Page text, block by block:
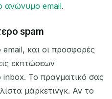
email...
ανώνυμο email.
spam
και οι προσφορές
εκπτώσεων
inbox. Το πραγματικό σας
μάρκετινγκ. Αν το